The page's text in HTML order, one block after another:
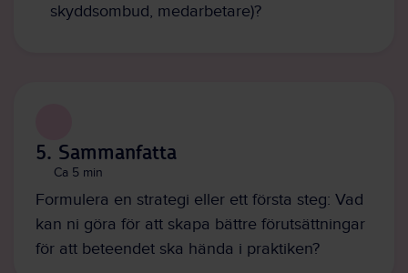
skyddsombud, medarbetare)?
5. Sammanfatta
Ca 5 min
Formulera en strategi eller ett första steg: Vad
kan ni göra för att skapa bättre förutsättningar
för att beteendet ska hända i praktiken?